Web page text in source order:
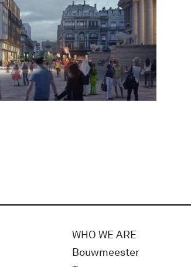
WHO WE ARE
Bouwmeester